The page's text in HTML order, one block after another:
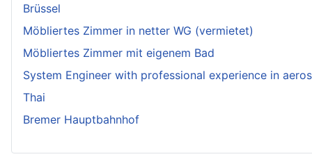
Brüssel
Möbliertes Zimmer in netter WG (vermietet)
Möbliertes Zimmer mit eigenem Bad
System Engineer with professional experience in
Thai
Bremer Hauptbahnhof